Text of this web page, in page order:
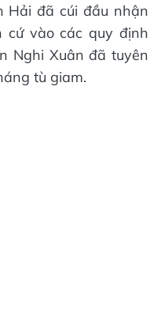
Hải đã cúi đầu nhận
cứ vào các quy định
Nghi Xuân đã tuyên
tù giam.